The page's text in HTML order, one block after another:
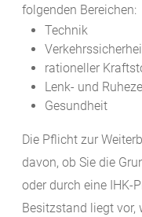
folgenden Bereichen:
Technik
rationeller
Lenk- und
Gesundheit
Die Pflicht zur
davon, ob Sie die
oder durch eine IHK-
Besitzstand liegt vor,